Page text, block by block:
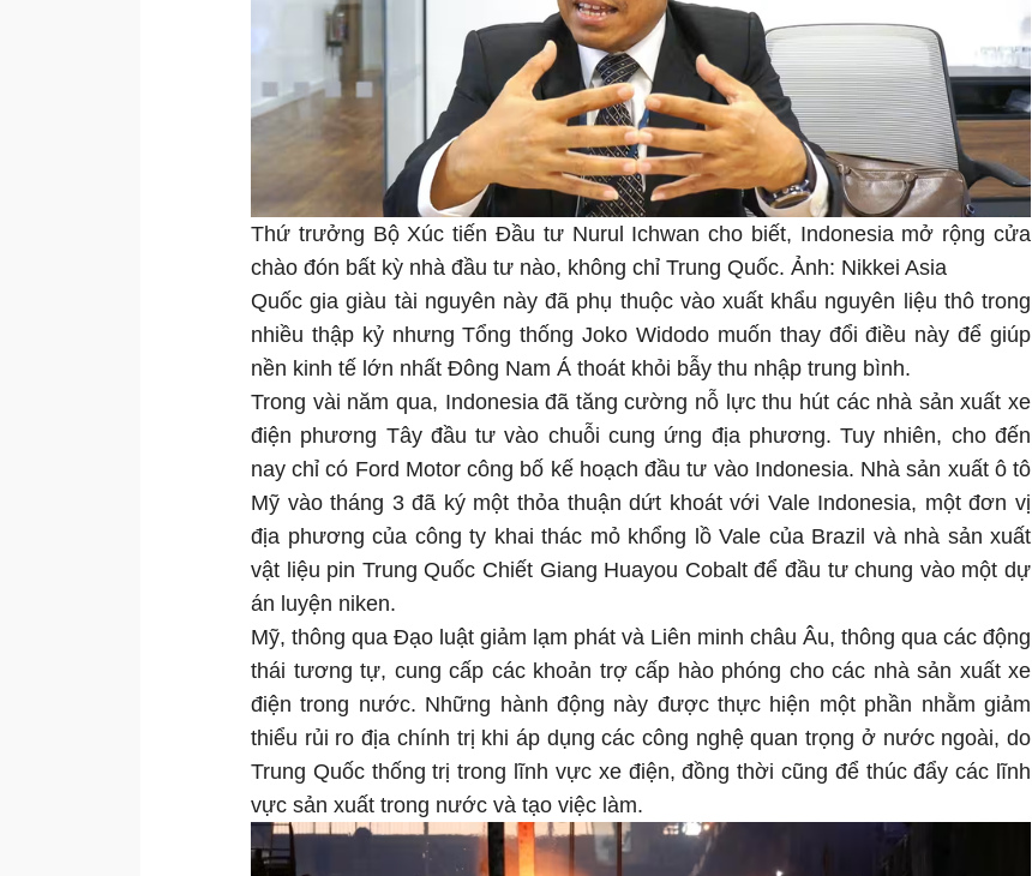
Thứ trưởng Bộ Xúc tiến Đầu tư Nurul Ichwan cho biết, Indonesia mở rộng cửa
chào đón bất kỳ nhà đầu tư nào, không chỉ Trung Quốc. Ảnh: Nikkei Asia
Quốc gia giàu tài nguyên này đã phụ thuộc vào xuất khẩu nguyên liệu thô trong
nhiều thập kỷ nhưng Tổng thống Joko Widodo muốn thay đổi điều này để giúp
nền kinh tế lớn nhất Đông Nam Á thoát khỏi bẫy thu nhập trung bình.
Trong vài năm qua, Indonesia đã tăng cường nỗ lực thu hút các nhà sản xuất xe
điện phương Tây đầu tư vào chuỗi cung ứng địa phương. Tuy nhiên, cho đến
nay chỉ có Ford Motor công bố kế hoạch đầu tư vào Indonesia. Nhà sản xuất ô tô
Mỹ vào tháng 3 đã ký một thỏa thuận dứt khoát với Vale Indonesia, một đơn vị
địa phương của công ty khai thác mỏ khổng lồ Vale của Brazil và nhà sản xuất
vật liệu pin Trung Quốc Chiết Giang Huayou Cobalt để đầu tư chung vào một dự
án luyện niken.
Mỹ, thông qua Đạo luật giảm lạm phát và Liên minh châu Âu, thông qua các động
thái tương tự, cung cấp các khoản trợ cấp hào phóng cho các nhà sản xuất xe
điện trong nước. Những hành động này được thực hiện một phần nhằm giảm
thiểu rủi ro địa chính trị khi áp dụng các công nghệ quan trọng ở nước ngoài, do
Trung Quốc thống trị trong lĩnh vực xe điện, đồng thời cũng để thúc đẩy các lĩnh
vực sản xuất trong nước và tạo việc làm.